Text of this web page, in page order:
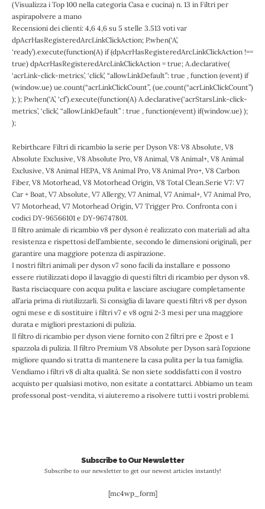
(Visualizza i Top 100 nella categoria Casa e cucina) n. 13 in Filtri per
aspirapolvere a mano
Recensioni dei clienti: 4,6 4,6 su 5 stelle 3.513 voti var
dpAcrHasRegisteredArcLinkClickAction; P.when(‘A’,
‘ready’).execute(function(A) if (dpAcrHasRegisteredArcLinkClickAction !==
true) dpAcrHasRegisteredArcLinkClickAction = true; A.declarative(
‘acrLink-click-metrics’, ‘click’, “allowLinkDefault”: true , function (event) if
(window.ue) ue.count(“acrLinkClickCount”, (ue.count(“acrLinkClickCount”)
); ); P.when(‘A’, ‘cf’).execute(function(A) A.declarative(‘acrStarsLink-click-
metrics’, ‘click’, “allowLinkDefault” : true , function(event) if(window.ue) );
);
Rebirthcare Filtri di ricambio la serie per Dyson V8: V8 Absolute, V8
Absolute Exclusive, V8 Absolute Pro, V8 Animal, V8 Animal+, V8 Animal
Exclusive, V8 Animal HEPA, V8 Animal Pro, V8 Animal Pro+, V8 Carbon
Fiber, V8 Motorhead, V8 Motorhead Origin, V8 Total Clean.Serie V7: V7
Car + Boat, V7 Absolute, V7 Allergy, V7 Animal, V7 Animal+, V7 Animal Pro,
V7 Motorhead, V7 Motorhead Origin, V7 Trigger Pro. Confronta con i
codici DY-96566101 e DY-96747801.
Il filtro animale di ricambio v8 per dyson è realizzato con materiali ad alta
resistenza e rispettosi dell’ambiente, secondo le dimensioni originali, per
garantire una maggiore potenza di aspirazione.
I nostri filtri animali per dyson v7 sono facili da installare e possono
essere riutilizzati dopo il lavaggio di questi filtri di ricambio per dyson v8.
Basta risciacquare con acqua pulita e lasciare asciugare completamente
all’aria prima di riutilizzarli. Si consiglia di lavare questi filtri v8 per dyson
ogni mese e di sostituire i filtri v7 e v8 ogni 2-3 mesi per una maggiore
durata e migliori prestazioni di pulizia.
Il filtro di ricambio per dyson viene fornito con 2 filtri pre e 2post e 1
spazzola di pulizia. Il filtro Premium V8 Absolute per Dyson sarà l’opzione
migliore quando si tratta di mantenere la casa pulita per la tua famiglia.
Vendiamo i filtri v8 di alta qualità. Se non siete soddisfatti con il vostro
acquisto per qualsiasi motivo, non esitate a contattarci. Abbiamo un team
professonal post-vendita, vi aiuteremo a risolvere tutti i vostri problemi.
Subscribe to Our Newsletter
Subscribe to our newsletter to get our newest articles instantly!
[mc4wp_form]